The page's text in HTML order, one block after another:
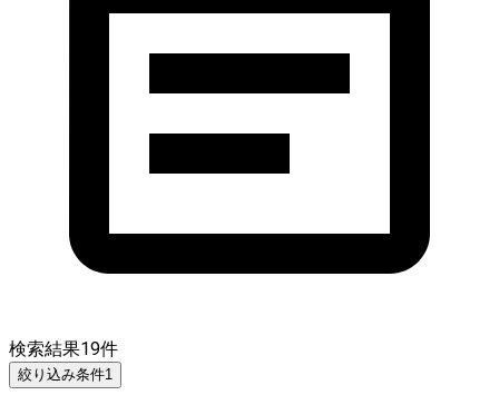
検索結果19件
絞り込み条件1